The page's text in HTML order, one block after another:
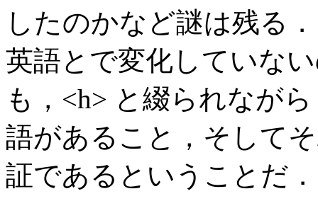
したのかなど謎は残る
英語とで変化していな
も，<h> と綴られなが
語があること，そして
証であるということだ